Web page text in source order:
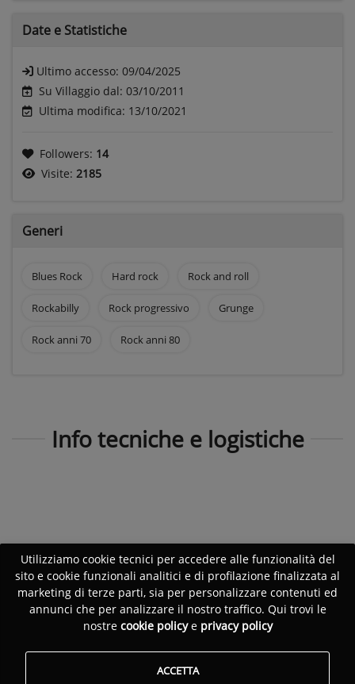
Date e Statistiche
Ultimo accesso: 09/04/2025
Su Villaggio dal: 03/10/2011
Ultima modifica: 13/10/2021
Followers: 14
Visite: 2185
Generi
Blues Rock Hard rock Rock and roll
Rockabilly Rock progressivo Grunge
Rock anni 70 Rock anni 80
Info tecniche e logistiche
Utilizziamo cookie tecnici per accedere alle funzionalità del
sito e cookie funzionali analitici e di profilazione finalizzata al
marketing di terze parti, sia per personalizzare contenuti ed
annunci che per analizzare il nostro traffico. Qui trovi le
nostre cookie policye privacy policy
ACCETTA